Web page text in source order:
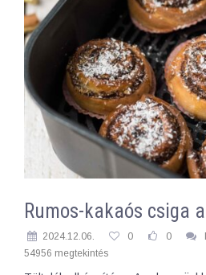
Rumos-kakaós csiga
2024.12.06. 0 0
54956 megtekintés